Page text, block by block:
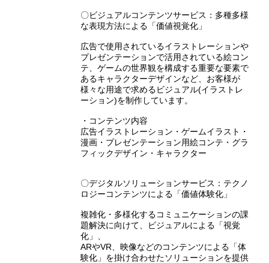
〇ビジュアルコンテンツサービス：多種多様
な表現方法による「価値視覚化」
広告で使用されているイラストレーションや
プレゼンテーションで活用されている絵コン
テ、ゲームの世界観を構成する重要な要素で
あるキャラクターデザインなど、お客様が
様々な用途で求めるビジュアル(イラストレ
ーション)を制作しています。
・コンテンツ内容
広告イラストレーション・ゲームイラスト・
漫画・プレゼンテーション用絵コンテ・グラ
フィックデザイン・キャラクター
〇デジタルソリューションサービス：テクノ
ロジーコンテンツによる「価値体験化」
複雑化・多様化するコミュニケーションの課
題解決に向けて、ビジュアルによる「視覚
化」、
ARやVR、映像などのコンテンツによる「体
験化」を掛け合わせたソリューションを提供